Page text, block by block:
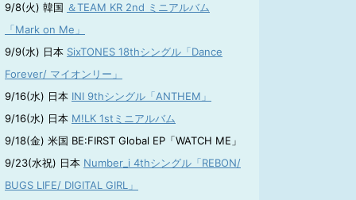
9/8(火) 韓国 ＆TEAM KR 2nd ミニアルバム
「Mark on Me」
9/9(水) 日本 SixTONES 18thシングル「Dance
Forever/ マイオンリー」
9/16(水) 日本 INI 9thシングル「ANTHEM」
9/16(水) 日本 M!LK 1stミニアルバム
9/18(金) 米国 BE:FIRST Global EP「WATCH ME」
9/23(水祝) 日本 Number_i 4thシングル「REBON/
BUGS LIFE/ DIGITAL GIRL」